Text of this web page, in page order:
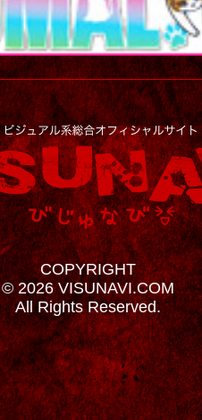
COPYRIGHT
© 2026 VISUNAVI.COM
All Rights Reserved.